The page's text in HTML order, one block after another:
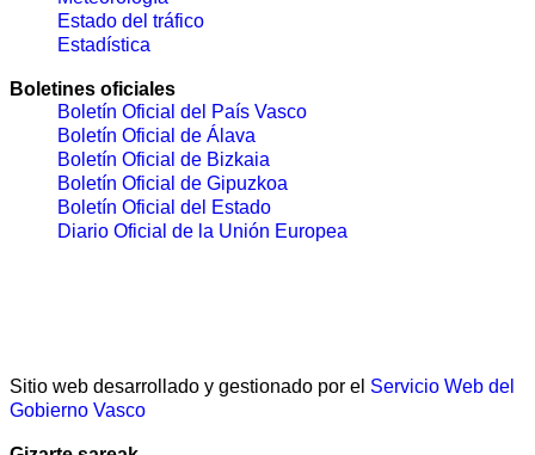
Estado del tráfico
Estadística
Boletines oficiales
Boletín Oficial del País Vasco
Boletín Oficial de Álava
Boletín Oficial de Bizkaia
Boletín Oficial de Gipuzkoa
Boletín Oficial del Estado
Diario Oficial de la Unión Europea
Sitio web desarrollado y gestionado por el Servicio Web del
Gobierno Vasco